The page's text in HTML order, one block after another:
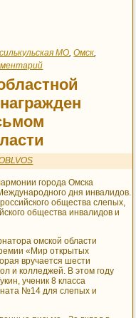
МО,Омск,
города Омска
дня инвалидов.
общества слепых,
общества инвалидов и
омской области
«Мир открытых
вручается шести
и колледжей. В этом году
ученик 8 класса
№14 для слепых и